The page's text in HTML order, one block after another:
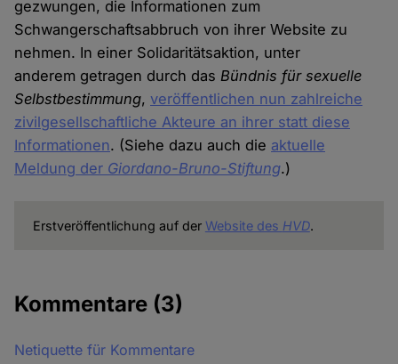
gezwungen, die Informationen zum
Schwangerschaftsabbruch von ihrer Website zu
nehmen. In einer Solidaritätsaktion, unter
anderem getragen durch dasBündnis für sexuelle
Selbstbestimmung,veröffentlichen nun zahlreiche
zivilgesellschaftliche Akteure an ihrer statt diese
Informationen. (Siehe dazu auch die aktuelle
Meldung der Giordano-Bruno-Stiftung.)
Erstveröffentlichung auf der Website des HVD.
Kommentare (3)
Netiquette für Kommentare